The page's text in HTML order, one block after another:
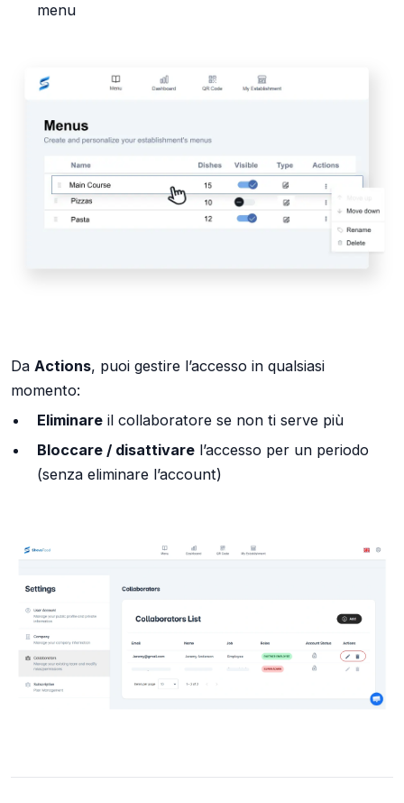
menu
Da Actions, puoi gestire l’accesso in qualsiasi
momento:
Eliminareil collaboratore se non ti serve più
Bloccare / disattivarel’accesso per un periodo
(senza eliminare l’account)